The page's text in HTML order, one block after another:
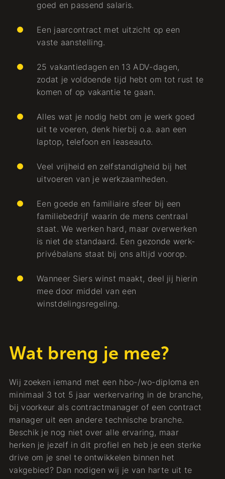
goed en passend salaris.
Een jaarcontract met uitzicht op een
vaste aanstelling.
25 vakantiedagen en 13 ADV-dagen,
zodat je voldoende tijd hebt om tot rust te
komen of op vakantie te gaan.
Alles wat je nodig hebt om je werk goed
uit te voeren, denk hierbij o.a. aan een
laptop, telefoon en leaseauto.
Veel vrijheid en zelfstandigheid bij het
uitvoeren van je werkzaamheden.
Een goede en familiaire sfeer bij een
familiebedrijf waarin de mens centraal
staat. We werken hard, maar overwerken
is niet de standaard. Een gezonde werk-
privébalans staat bij ons altijd voorop.
Wanneer Siers winst maakt, deel jij hierin
mee door middel van een
winstdelingsregeling.
Wat breng je mee?
Wij zoeken iemand met een hbo-/wo-diploma en
minimaal 3 tot 5 jaar werkervaring in de branche,
bij voorkeur als contractmanager of een contract
manager uit een andere technische branche.
Beschik je nog niet over alle ervaring, maar
herken je jezelf in dit profiel en heb je een sterke
drive om je snel te ontwikkelen binnen het
vakgebied? Dan nodigen wij je van harte uit te